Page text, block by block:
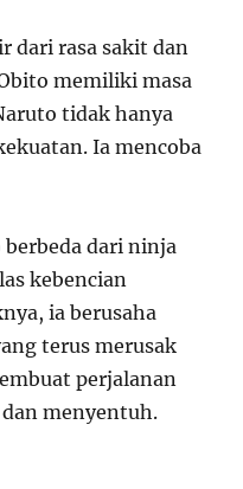
dari rasa sakit dan
memiliki masa
tidak hanya
Ia mencoba
dari ninja
kebencian
ia berusaha
terus merusak
perjalanan
menyentuh.